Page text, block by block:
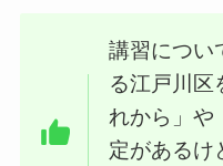
講習につい
る江戸川区
れから」や
定があるけ